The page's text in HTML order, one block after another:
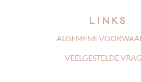
LINKS
ALGEMENE
VEELGESTELDE